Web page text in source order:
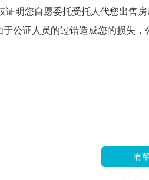
明您自愿委托受托人代您出售
于公证人员的过错造成您的损失
有